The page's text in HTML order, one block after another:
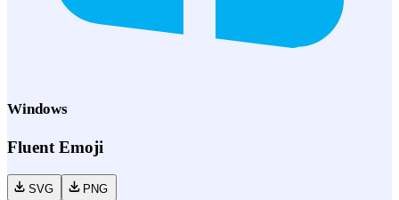
Windows
Fluent Emoji
SVG PNG